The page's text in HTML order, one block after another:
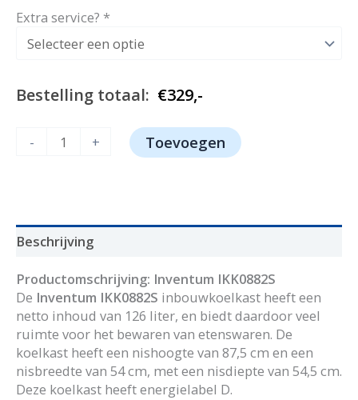
Extra service? *
Bestelling totaal: €329,-
-
Inventum
+ Toevoegen
Beschrijving
Productomschrijving: Inventum IKK0882S
De Inventum IKK0882S inbouwkoelkast heeft een
netto inhoud van 126 liter, en biedt daardoor veel
ruimte voor het bewaren van etenswaren. De
koelkast heeft een nishoogte van 87,5 cm en een
nisbreedte van 54 cm, met een nisdiepte van 54,5 cm.
Deze koelkast heeft energielabel D.